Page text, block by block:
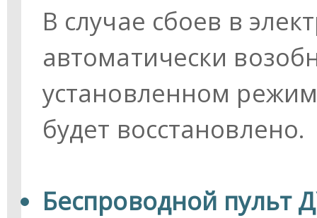
В случае сбоев в
автоматически
установленном
будет восстановлено.
Беспроводной пульт